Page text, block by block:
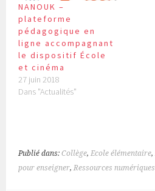
NANOUK –
plateforme
pédagogique en
ligne accompagnant
le dispositif École
et cinéma
27 juin 2018
Dans "Actualités"
Publié dans:Collège, Ecole élémentaire,
pour enseigner, Ressources numériques